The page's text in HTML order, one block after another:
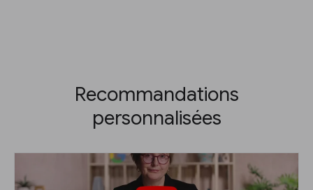
Recommandations
personnalisées